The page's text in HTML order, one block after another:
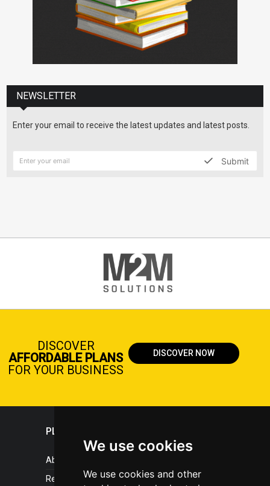
We use cookies
We use cookies and other
NEWSLETTER
Enter your email to receive the latest updates and latest posts.
Submit
DISCOVER
AFFORDABLE PLANS
FOR YOUR BUSINESS
DISCOVER NOW
PLASTICPORTAL
About portal
References